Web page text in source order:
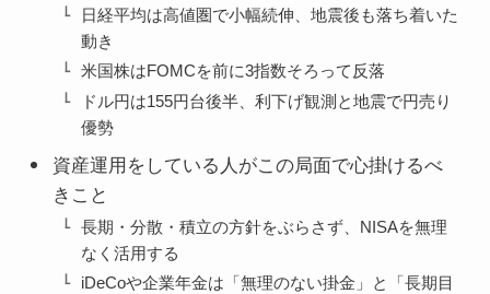
日経平均は高値圏で小幅続伸、地震後も落ち着いた
動き
米国株はFOMCを前に3指数そろって反落
ドル円は155円台後半、利下げ観測と地震で円売り
優勢
資産運用をしている人がこの局面で心掛けるべ
きこと
長期・分散・積立の方針をぶらさず、NISAを無理
なく活用する
iDeCoや企業年金は「無理のない掛金」と「長期目